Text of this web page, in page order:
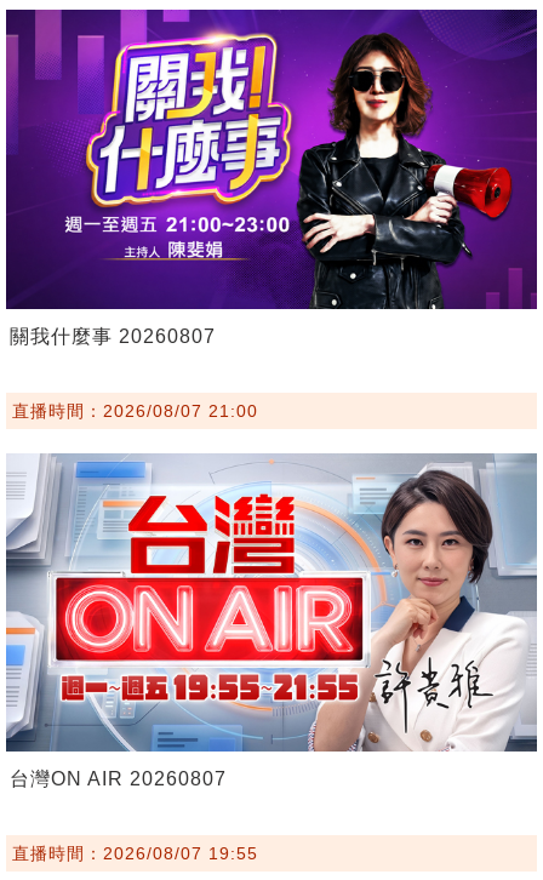
關我什麼事 20260807
直播時間：2026/08/07 21:00
台灣ON AIR 20260807
直播時間：2026/08/07 19:55